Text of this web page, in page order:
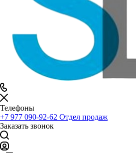
Телефоны
+7 977 090-92-62 Отдел продаж
Заказать звонок